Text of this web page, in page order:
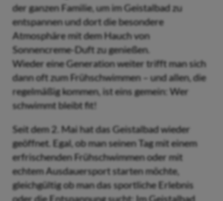
der ganzen Familie, um im Geistalbad zu
entspannen und dort die besondere
Atmosphäre mit dem Hauch von
Sonnencreme-Duft zu genießen.
Wieder eine Generation weiter trifft man sich
dann oft zum Frühschwimmen – und allen, die
regelmäßig kommen, ist eins gemein: Wer
schwimmt bleibt fit!
Seit dem 2. Mai hat das Geistalbad wieder
geöffnet. Egal, ob man seinen Tag mit einem
erfrischenden Frühschwimmen oder mit
echtem Ausdauersport starten möchte,
gleichgültig ob man das sportliche Erlebnis
oder die Entspannung sucht: Im Geistalbad